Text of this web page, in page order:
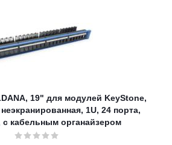
19" для модулей KeyStone,
1U, 24 порта,
c кабельным органайзером